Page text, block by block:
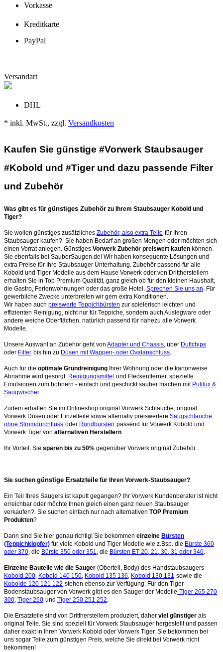
Vorkasse
Kreditkarte
PayPal
Versandart
DHL
* inkl. MwSt., zzgl. Versandkosten
Kaufen Sie günstige #Vorwerk Staubsauger
#Kobold und #Tiger und dazu passende Filter
und Zubehör
Was gibt es für günstiges Zubehör zu Ihrem Staubsauger Kobold und
Tiger?
Sie wollen günstiges zusätzliches Zubehör, also extra Teile für Ihren
Staubsauger kaufen? Sie haben Bedarf an großen Mengen oder möchten sich
einen Vorrat anlegen. Günstiges Vorwerk Zubehör preiswert kaufen können
Sie ebenfalls bei SauberSaugen.de! Wir haben konsequente Lösungen und
extra Preise für Ihre Staubsauger Unterhaltung. Zubehör passend für alle
Kobold und Tiger Modelle aus dem Hause Vorwerk oder von Drittherstellern
erhalten Sie in Top Premium Qualität, ganz gleich ob für den kleinen Haushalt,
die Gastro, Ferienwohnungen oder das große Hotel. Sprechen Sie uns an . Für
gewerbliche Zwecke unterbreiten wir gern extra Konditionen.
Wir haben auch preiswerte Teppichbürsten zur spielerisch leichten und
effizienten Reinigung, nicht nur für Teppiche, sondern auch Auslegware oder
andere weiche Oberflächen, natürlich passend für nahezu alle Vorwerk
Modelle.
Unsere Auswahl an Zubehör geht von Adapter und Chassis , über Duftchips
oder Filter bis hin zu Düsen mit Wappen- oder Ovalanschluss
Auch für die optimale Grundreinigung Ihrer Wohnung oder die kartonweise
Abnahme wird gesorgt: Reinigungsmittel und Fleckentferner, spezielle
Emulsionen zum bohnern - einfach und geschickt sauber machen mit Pulilux &
Saugwischer.
Zudem erhalten Sie im Onlineshop original Vorwerk Schläuche, original
Vorwerk Düsen oder Einzelteile sowie alternativ preiswertere Saugschläuche
ohne Stromdurchfluss oder Rundbürsten passend für Vorwerk Kobold und
Vorwerk Tiger von alternativen Herstellern
Ihr Vorteil: Sie sparen bis zu 50% gegenüber Vorwerk original Zubehör.
Sie suchen günstige Ersatzteile für Ihren Vorwerk-Staubsauger?
Ein Teil Ihres Saugers ist kaputt gegangen? Ihr Vorwerk Kundenberater ist nicht
erreichbar oder möchte Ihnen gleich einen ganz neuen Staubsauger
verkaufen? Sie suchen einfach nur nach alternativen TOP Premium
Produkten?
Dann sind Sie hier genau richtig! Sie bekommen einzelne Bürsten
(Teppichklopfer) für viele Kobold und Tiger Modelle wie z.Bsp. die Bürste 360
oder 370 , die Bürste 350 oder 351 , die Bürsten ET 20, 21, 30, 31 oder 340
Einzelne Bauteile wie die Sauger (Oberteil, Body) des Handstaubsaugers
Kobold 200 Kobold 140 150 Kobold 135 136 Kobold 130 131 sowie die
Kobolde 120 121 122 stehen ebenso zur Verfügung. Für den Tiger
Bodenstaubsauger von Vorwerk gibt es den Sauger der Modelle Tiger 265 270
300 Tiger 260 und Tiger 250 251 252
Die Ersatzteile sind von Drittherstellern produziert, daher viel günstiger als
original Teile. Sie sind speziell für Vorwerk Staubsauger hergestellt und passen
daher exakt in Ihren Vorwerk Kobold oder Vorwerk Tiger. Sie bekommen bei
uns sogar Teile zum günstigen Preis, welche Sie direkt bei Vorwerk nicht
bekommen!